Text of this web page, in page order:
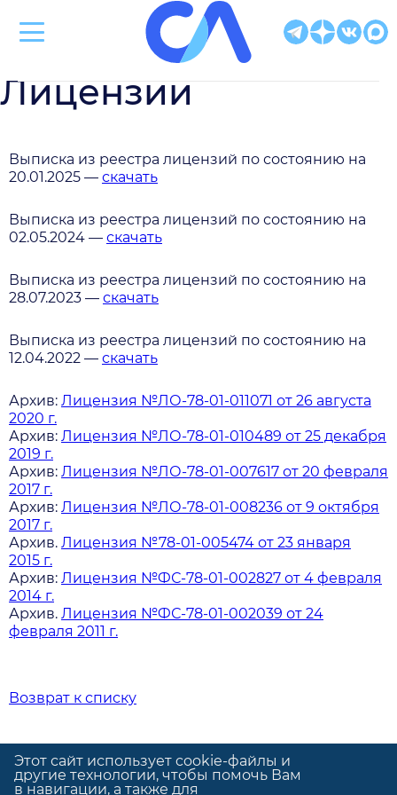
Лицензии
Выписка из реестра лицензий по состоянию на
20.01.2025 — скачать
Выписка из реестра лицензий по состоянию на
02.05.2024 — скачать
Выписка из реестра лицензий по состоянию на
28.07.2023 — скачать
Выписка из реестра лицензий по состоянию на
12.04.2022 — скачать
Архив: Лицензия №ЛО-78-01-011071 от 26 августа
2020 г.
Архив: Лицензия №ЛО-78-01-010489 от 25 декабря
2019 г.
Архив: Лицензия №ЛО-78-01-007617 от 20 февраля
2017 г.
Архив: Лицензия №ЛО-78-01-008236 от 9 октября
2017 г.
Архив. Лицензия №78-01-005474 от 23 января
2015 г.
Архив: Лицензия №ФС-78-01-002827 от 4 февраля
2014 г.
Архив. Лицензия №ФС-78-01-002039 от 24
февраля 2011 г.
Возврат к списку
Этот сайт использует cookie-файлы и
другие технологии, чтобы помочь Вам
в навигации, а также для